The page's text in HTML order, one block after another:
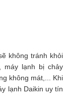
không tránh khỏi
máy lạnh bị chảy
không mát,... Khi
lạnh Daikin uy tín